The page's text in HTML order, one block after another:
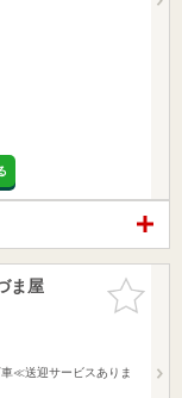
お気に入
りに追加
ま屋
≪送迎サービスありま